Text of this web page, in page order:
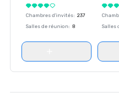
Chambres d'invités: 237
Salles de réunion: 8
Salles